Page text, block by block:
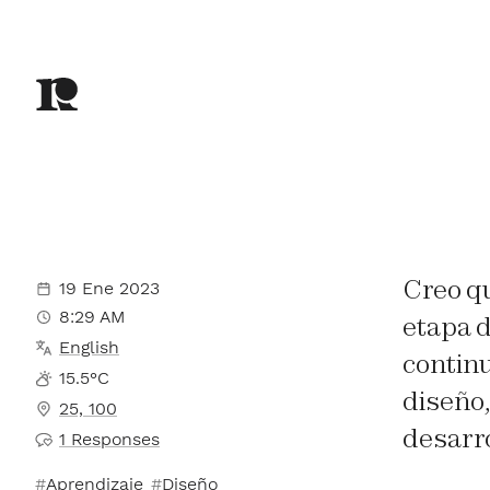
19 Ene 2023
Creo
etapa
8:29 AM
English
15.5°C
25, 100
1 Responses
Aprendizaje Diseño